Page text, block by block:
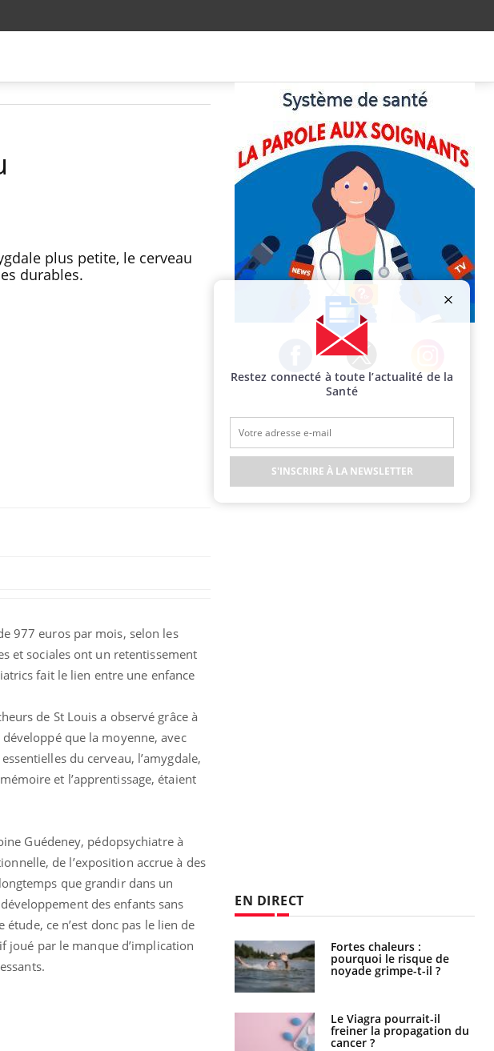
plus petite, le cerveau
durables.
977 euros par mois, selon les
et sociales ont un retentissement
fait le lien entre une enfance
de St Louis a observé grâce à
que la moyenne, avec
du cerveau, l’amygdale,
et l’apprentissage, étaient
Guédeney, pédopsychiatre à
de l’exposition accrue à des
que grandir dans un
des enfants sans
étude, ce n’est donc pas le lien de
joué par le manque d’implication
Facebook Twitter Instagram
EN DIRECT
La sieste empêche-t-elle
de dormir la nuit ?
Fortes chaleurs :
pourquoi le risque de
noyade grimpe-t-il ?
Le Viagra pourrait-il
freiner la propagation du
cancer ?
Restez connecté à toute l’actualité de la
Santé
S'INSCRIRE À LA NEWSLETTER